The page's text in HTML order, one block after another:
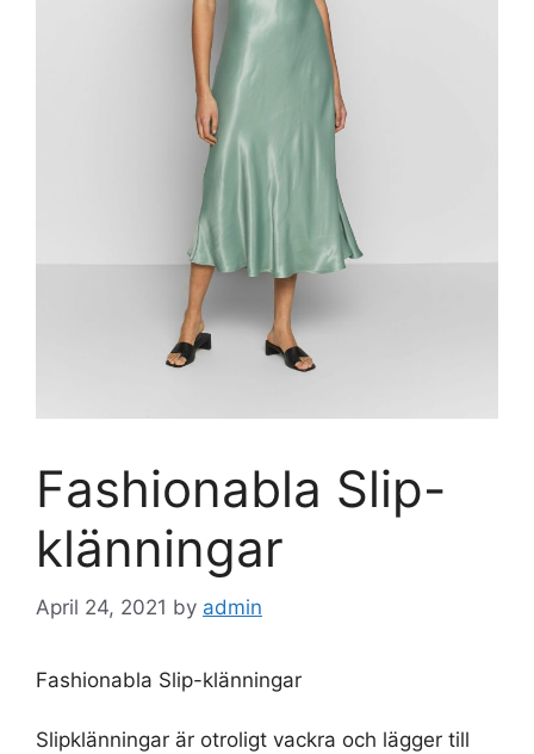
Fashionabla Slip-
klänningar
April 24, 2021 by admin
Fashionabla Slip-klänningar
Slipklänningar är otroligt vackra och lägger till